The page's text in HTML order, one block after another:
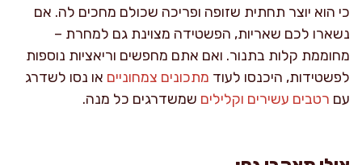
כי הוא יוצר תחתית שזופה ופריכה שכולם מחכים לה. אם
נשארו לכם שאריות, הפשטידה מצוינת גם למחרת –
מחוממת קלות בתנור. ואם אתם מחפשים וריאציות נוספות
לפשטידות, היכנסו לעוד מתכונים צמחוניים או נסו לשדרג
עם רטבים עשירים וקלילים שמשדרגים כל מנה.